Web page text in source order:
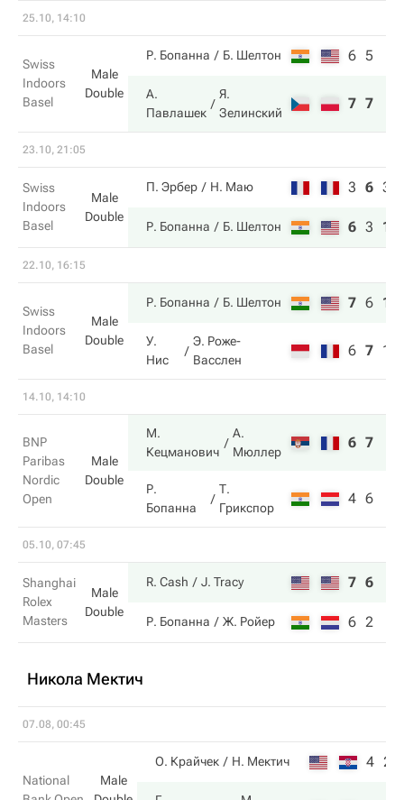
25.10, 14:10
Swiss
Indoors
Basel
Male
Double
Р. Бопанна Б. Шелтон 6 5
А.
Павлашек
Я.
Зелинский
7 7
23.10, 21:05
Swiss
Indoors
Basel
Male
Double
П. Эрбер Н. Маю 3 6 3
Р. Бопанна Б. Шелтон 6 3 10
22.10, 16:15
Swiss
Indoors
Basel
Male
Double
Р. Бопанна Б. Шелтон 7 6 10
У.
Нис
Э. Роже-
Васслен
6 7 1
14.10, 14:10
BNP
Paribas
Nordic
Open
Male
Double
М.
Кецманович
А.
Мюллер
6 7
Р.
Бопанна
Т.
Грикспор
4 6
05.10, 07:45
Shanghai
Rolex
Masters
Male
Double
R. Cash J. Tracy 7 6
Р. Бопанна Ж. Ройер 6 2
Никола Мектич
07.08, 00:45
National
Male
О. Крайчек Н. Мектич 4 2